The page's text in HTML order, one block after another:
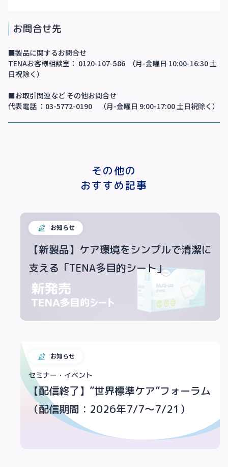
お問合せ先
■製品に関するお問合せ
TENAお客様相談室： 0120-107-586 （月-金曜日 10:00-16:30 土
日祝除く）
■お取引関連など その他お問合せ
代表電話 ：03-5772-0190 （月-金曜日 9:00-17:00 土日祝除く）
その他の
おすすめ記事
お知らせ
【新製品】ケア環境をシンプルで清潔に
支える「TENA多目的シート」
お知らせ
セミナー・イベント
【配信終了】”世界標準ケア”フォーラム
（配信期間：2026年7/7～7/21）